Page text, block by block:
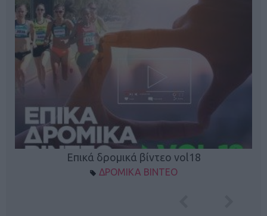
Επικά δρομικά βίντεο vol18
ΔΡΟΜΙΚΑ ΒΙΝΤΕΟ